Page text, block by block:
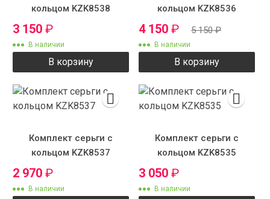
кольцом KZK8538
3 150 ₽
В наличии
В корзину
кольцом KZK8536
4 150 ₽ 5 150₽
В наличии
В корзину
Комплект серьги с
кольцом KZK8537
2 970 ₽
В наличии
Комплект серьги с
кольцом KZK8535
3 050 ₽
В наличии